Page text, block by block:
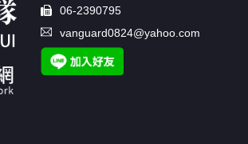
06-2390795
vanguard0824@yahoo.com